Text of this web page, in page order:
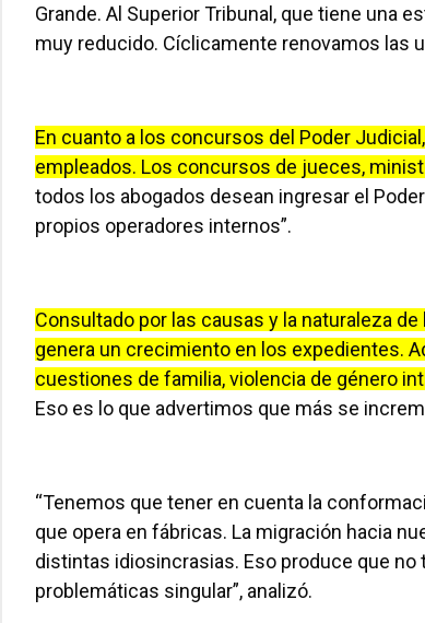
Grande. Al Superior Tribunal, que tiene una
muy reducido. Cíclicamente renovamos las
En cuanto a los concursos del Poder
empleados. Los concursos de jueces,
todos los abogados desean ingresar el
propios operadores internos”.
Consultado por las causas y la naturaleza
genera un crecimiento en los expedientes.
cuestiones de familia, violencia de género
Eso es lo que advertimos que más se
“Tenemos que tener en cuenta la
que opera en fábricas. La migración hacia
distintas idiosincrasias. Eso produce que
problemáticas singular”, analizó.